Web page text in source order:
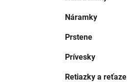
Náramky
Prstene
Prívesky
Retiazky a reťaze